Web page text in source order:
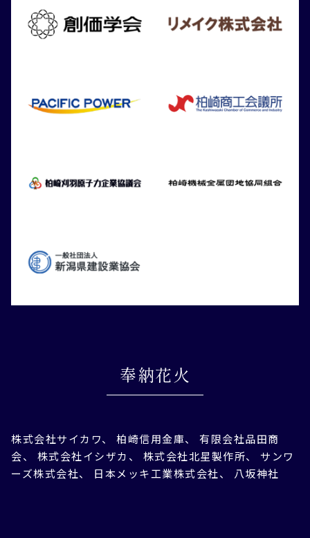
奉納花火
株式会社サイカワ、 柏崎信用金庫、 有限会社品田商
会、 株式会社イシザカ、 株式会社北星製作所、 サンワ
ーズ株式会社、 日本メッキ工業株式会社、 八坂神社